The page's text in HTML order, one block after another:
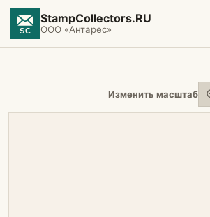
StampCollectors.RU
ООО «Антарес»
Изменить масштаб